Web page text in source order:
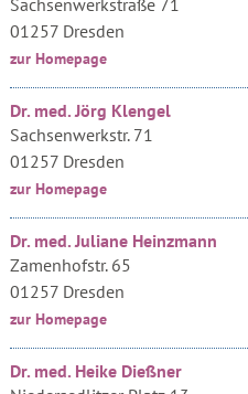
Sachsenwerkstraße 71
01257 Dresden
zur Homepage
Dr. med. Jörg Klengel
Sachsenwerkstr. 71
01257 Dresden
zur Homepage
Dr. med. Juliane Heinzmann
Zamenhofstr. 65
01257 Dresden
zur Homepage
Dr. med. Heike Dießner